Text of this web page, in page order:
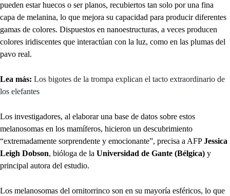
pueden estar huecos o ser planos, recubiertos tan solo por una fina
capa de melanina, lo que mejora su capacidad para producir diferentes
gamas de colores. Dispuestos en nanoestructuras, a veces producen
colores iridiscentes que interactúan con la luz, como en las plumas del
pavo real.
Lea más: Los bigotes de la trompa explican el tacto extraordinario de
los elefantes
Los investigadores, al elaborar una base de datos sobre estos
melanosomas en los mamíferos, hicieron un descubrimiento
“extremadamente sorprendente y emocionante”, precisa a AFPJessica
Leigh Dobson, bióloga de la Universidad de Gante (Bélgica) y
principal autora del estudio.
Los melanosomas del ornitorrinco son en su mayoría esféricos, lo que